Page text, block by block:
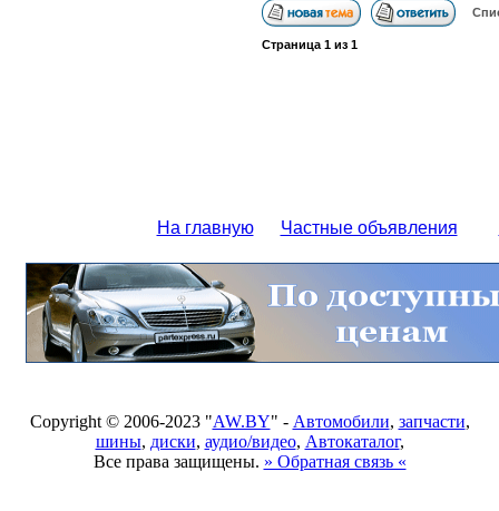
Страница 1из 1
На главную Частные объявления
Copyright © 2006-2023 "AW.BY" - Автомобили, запчасти,
шины, диски, аудио/видео, Автокаталог,
Все права защищены. » Обратная связь «